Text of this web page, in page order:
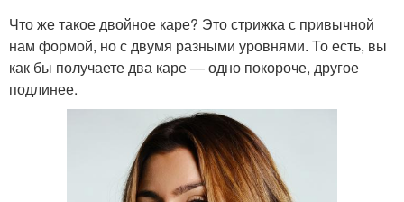
Что же такое двойное каре? Это стрижка с привычной
нам формой, но с двумя разными уровнями. То есть, вы
как бы получаете два каре — одно покороче, другое
подлинее.